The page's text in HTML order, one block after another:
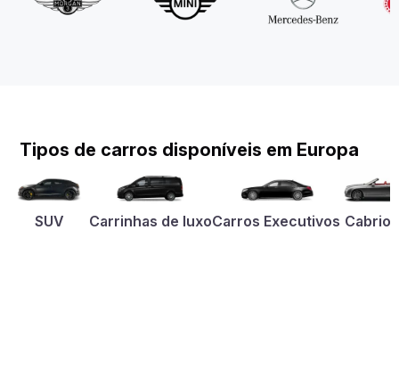
Tipos de carros disponíveis em Europa
SUV Carrinhas de luxoCarros Executivos